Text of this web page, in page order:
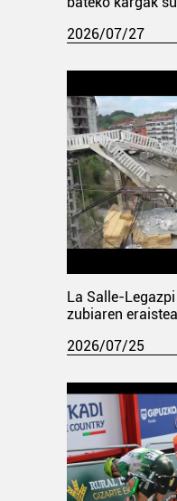
2026/07/27
La Salle-
zubiaren eraistea
2026/07/25